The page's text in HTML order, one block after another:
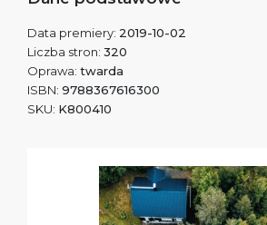
Data premiery: 2019-10-02
Liczba stron: 320
Oprawa: twarda
ISBN: 9788367616300
SKU: K800410